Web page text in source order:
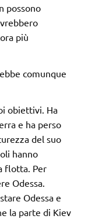
possono
più
comunque
obiettivi. Ha
e ha perso
del suo
hanno
flotta. Per
Odessa.
Odessa e
la parte di Kiev